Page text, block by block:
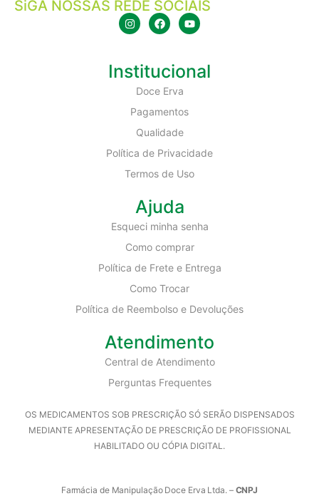
SiGA NOSSAS REDE SOCIAIS
Institucional
Doce Erva
Pagamentos
Qualidade
Política de Privacidade
Termos de Uso
Ajuda
Esqueci minha senha
Como comprar
Política de Frete e Entrega
Como Trocar
Política de Reembolso e Devoluções
Atendimento
Central de Atendimento
Perguntas Frequentes
OS MEDICAMENTOS SOB PRESCRIÇÃO SÓ SERÃO DISPENSADOS
MEDIANTE APRESENTAÇÃO DE PRESCRIÇÃO DE PROFISSIONAL
HABILITADO OU CÓPIA DIGITAL.
Farmácia de Manipulação Doce Erva Ltda. – CNPJ